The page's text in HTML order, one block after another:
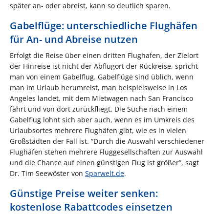
später an- oder abreist, kann so deutlich sparen.
Gabelflüge: unterschiedliche Flughäfen
für An- und Abreise nutzen
Erfolgt die Reise über einen dritten Flughafen, der Zielort
der Hinreise ist nicht der Abflugort der Rückreise, spricht
man von einem Gabelflug. Gabelflüge sind üblich, wenn
man im Urlaub herumreist, man beispielsweise in Los
Angeles landet, mit dem Mietwagen nach San Francisco
fährt und von dort zurückfliegt. Die Suche nach einem
Gabelflug lohnt sich aber auch, wenn es im Umkreis des
Urlaubsortes mehrere Flughäfen gibt, wie es in vielen
Großstädten der Fall ist. “Durch die Auswahl verschiedener
Flughäfen stehen mehrere Fluggesellschaften zur Auswahl
und die Chance auf einen günstigen Flug ist größer”, sagt
Dr. Tim Seewöster von Sparwelt.de.
Günstige Preise weiter senken:
kostenlose Rabattcodes einsetzen